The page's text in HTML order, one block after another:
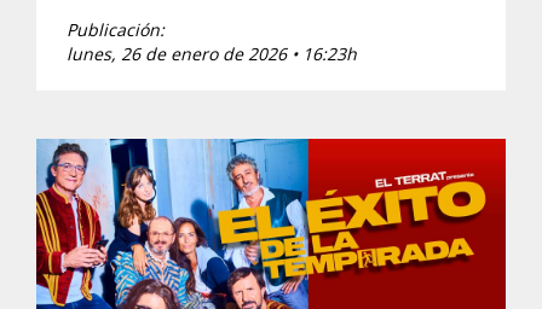
Publicación:
lunes, 26 de enero de 2026 • 16:23h